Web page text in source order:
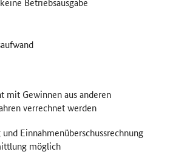
mit Gewinnen aus anderen
verrechnet werden
Einnahmenüberschussrechnung
möglich